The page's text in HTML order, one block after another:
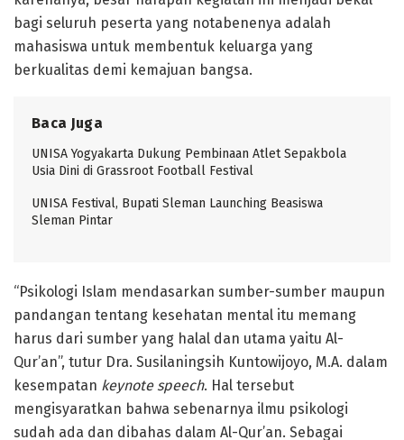
bagi seluruh peserta yang notabenenya adalah
mahasiswa untuk membentuk keluarga yang
berkualitas demi kemajuan bangsa.
Baca Juga
UNISA Yogyakarta Dukung Pembinaan Atlet Sepakbola
Usia Dini di Grassroot Football Festival
UNISA Festival, Bupati Sleman Launching Beasiswa
Sleman Pintar
“Psikologi Islam mendasarkan sumber-sumber maupun
pandangan tentang kesehatan mental itu memang
harus dari sumber yang halal dan utama yaitu Al-
Qur’an”, tutur Dra. Susilaningsih Kuntowijoyo, M.A. dalam
kesempatan keynote speech. Hal tersebut
mengisyaratkan bahwa sebenarnya ilmu psikologi
sudah ada dan dibahas dalam Al-Qur’an. Sebagai